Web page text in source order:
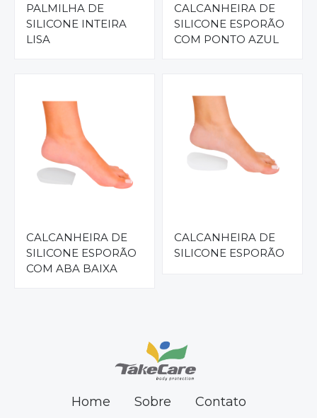
PALMILHA DE
SILICONE INTEIRA
LISA
CALCANHEIRA DE
SILICONE ESPORÃO
COM PONTO AZUL
CALCANHEIRA DE
SILICONE ESPORÃO
COM ABA BAIXA
CALCANHEIRA DE
SILICONE ESPORÃO
Home Sobre Contato